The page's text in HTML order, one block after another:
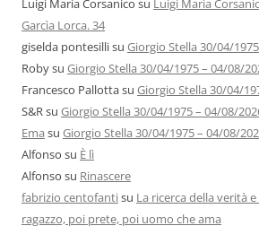
Luigi Maria Corsanico su Luigi Maria
Garcìa Lorca. 34
giselda pontesillisu Giorgio Stella 30/04/
Robysu Giorgio Stella 30/04/1975 – 04/08/
Francesco Pallottasu Giorgio Stella 30/04/
S&Rsu Giorgio Stella 30/04/1975 – 04/08/
Ema su Giorgio Stella 30/04/1975 – 04/08/
Alfonso su È lì
Alfonso su Rinascere
fabrizio centofantisu La ricerca della verità
ragazzo, poi prete, poi uomo che ama